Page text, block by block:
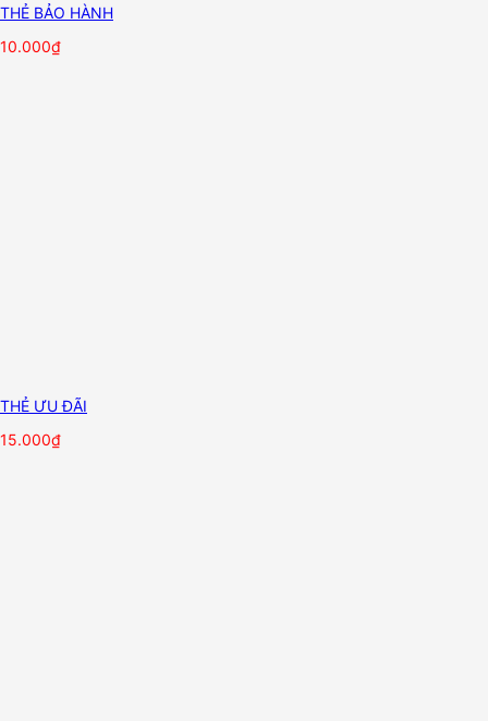
THẺ BẢO HÀNH
10.000₫
THẺ ƯU ĐÃI
15.000₫